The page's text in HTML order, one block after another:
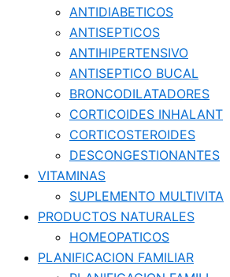
ANTIDIABETICOS
ANTISEPTICOS
ANTIHIPERTENSIVO
ANTISEPTICO BUCAL
BRONCODILATADORES
CORTICOIDES INHALANT
CORTICOSTEROIDES
DESCONGESTIONANTES
VITAMINAS
SUPLEMENTO MULTIVITA
PRODUCTOS NATURALES
HOMEOPATICOS
PLANIFICACION FAMILIAR